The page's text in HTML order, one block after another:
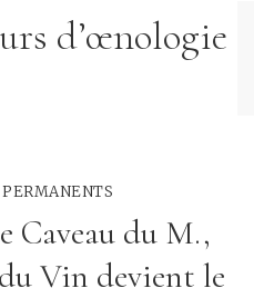
d’œnologie
Caveau du M.,
Vin devient le